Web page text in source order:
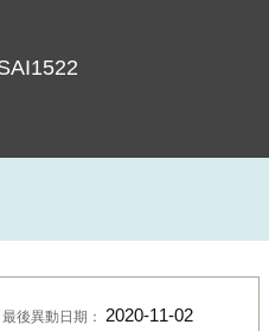
最後異動日期： 2020-11-02